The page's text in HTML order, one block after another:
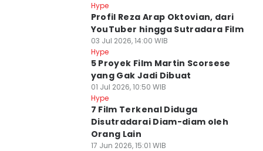
Hype
Profil Reza Arap Oktovian, dari
YouTuber hingga Sutradara Film
03 Jul 2026, 14:00 WIB
Hype
5 Proyek Film Martin Scorsese
yang Gak Jadi Dibuat
01 Jul 2026, 10:50 WIB
Hype
7 Film Terkenal Diduga
Disutradarai Diam-diam oleh
Orang Lain
17 Jun 2026, 15:01 WIB